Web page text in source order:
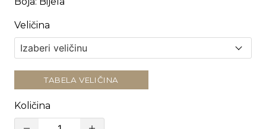
Veličina
TABELA VELIČINA
Količina